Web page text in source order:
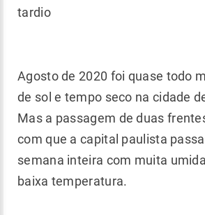
tardio
Agosto de 2020 foi quase todo
de sol e tempo seco na cidade
Mas a passagem de duas
com que a capital paulista
semana inteira com muita
baixa temperatura.